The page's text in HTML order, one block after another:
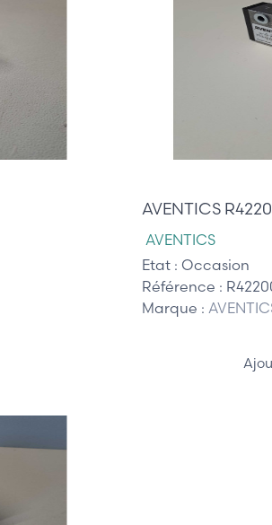
AVENTICS
AVENTICS
Etat : Occasion
Référence :
Marque :